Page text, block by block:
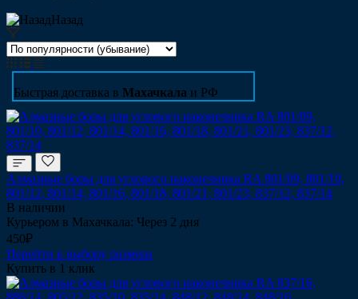
Назад
Быстрая доставка в Махачкала и РФ
Алмазные боры для углового наконечника RA 801/09, 801/10,
801/12, 801/14, 801/16, 801/18, 801/21, 801/23, 837/12, 837/14
В наличии
Курьером в Махачкала: Через 2 дня
450₽
Перейти к выбору размера
Купить в 1 клик